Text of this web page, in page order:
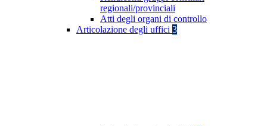
regionali/provinciali
Atti degli organi di controllo
Articolazione degli uffici 3